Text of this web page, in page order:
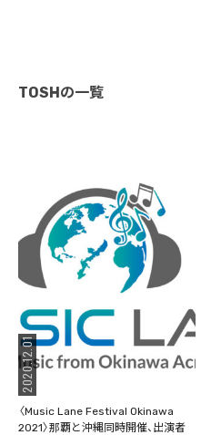
TOSHの一覧
2020.12.01
〈Music Lane Festival Okinawa
2021〉那覇と沖縄同時開催、出演者